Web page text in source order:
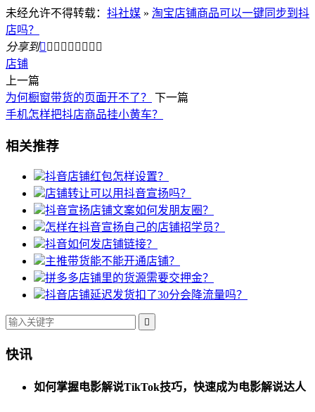
未经允许不得转载： 抖社媒 » 淘宝店铺商品可以一键同步到抖
店吗？
分享到        
店铺
上一篇
为何橱窗带货的页面开不了？
下一篇
手机怎样把抖店商品挂小黄车？
相关推荐
抖音店铺红包怎样设置？
店铺转让可以用抖音宣扬吗？
抖音宣扬店铺文案如何发朋友圈？
怎样在抖音宣扬自己的店铺招学员？
抖音如何发店铺链接？
主推带货能不能开通店铺？
拼多多店铺里的货源需要交押金？
抖音店铺延迟发货扣了30分会降流量吗？

快讯
如何掌握电影解说TikTok技巧，快速成为电影解说达人